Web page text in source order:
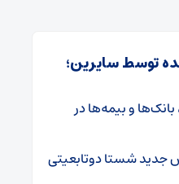
توسط سایرین؛
و بیمه‌ها در
شستا دوتابعیتی